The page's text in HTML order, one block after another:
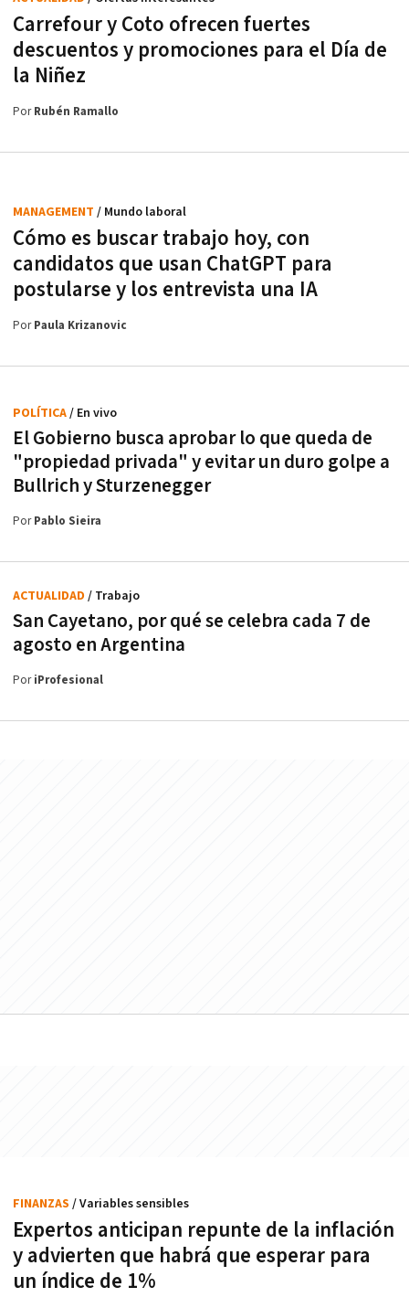
Carrefour y Coto ofrecen fuertes
descuentos y promociones para el Día de
la Niñez
PorRubén Ramallo
Cómo es buscar trabajo hoy, con
candidatos que usan ChatGPT para
postularse y los entrevista una IA
MANAGEMENT / Mundo laboral
PorPaula Krizanovic
El Gobierno busca aprobar lo que queda de
"propiedad privada" y evitar un duro golpe a
Bullrich y Sturzenegger
POLÍTICA/ En vivo
PorPablo Sieira
San Cayetano, por qué se celebra cada 7 de
agosto en Argentina
ACTUALIDAD / Trabajo
PoriProfesional
Expertos anticipan repunte de la inflación
y advierten que habrá que esperar para
un índice de 1%
FINANZAS / Variables sensibles